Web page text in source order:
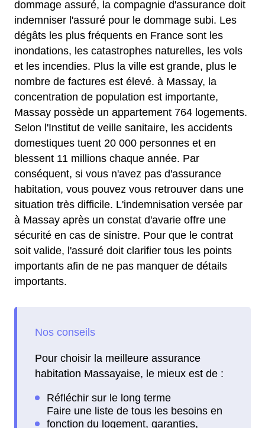
dommage assuré, la compagnie d'assurance doit
indemniser l'assuré pour le dommage subi. Les
dégâts les plus fréquents en France sont les
inondations, les catastrophes naturelles, les vols
et les incendies. Plus la ville est grande, plus le
nombre de factures est élevé. à Massay, la
concentration de population est importante,
Massay possède un appartement 764 logements.
Selon l'Institut de veille sanitaire, les accidents
domestiques tuent 20 000 personnes et en
blessent 11 millions chaque année. Par
conséquent, si vous n'avez pas d'assurance
habitation, vous pouvez vous retrouver dans une
situation très difficile. L'indemnisation versée par
à Massay après un constat d'avarie offre une
sécurité en cas de sinistre. Pour que le contrat
soit valide, l'assuré doit clarifier tous les points
importants afin de ne pas manquer de détails
importants.
Pour choisir la meilleure assurance
habitation Massayaise, le mieux est de :